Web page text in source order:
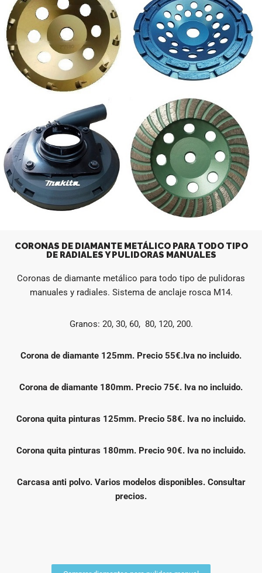
CORONAS DE DIAMANTE METÁLICO PARA TODO TIPO
DE RADIALES Y PULIDORAS MANUALES
Coronas de diamante metálico para todo tipo de pulidoras
manuales y radiales. Sistema de anclaje rosca M14.
Granos: 20, 30, 60, 80, 120, 200.
Corona de diamante 125mm. Precio 55€.Iva no incluido.
Corona de diamante 180mm. Precio 75€. Iva no incluido.
Corona quita pinturas 125mm. Precio 58€. Iva no incluido.
Corona quita pinturas 180mm. Precio 90€. Iva no incluido.
Carcasa anti polvo. Varios modelos disponibles. Consultar
precios.